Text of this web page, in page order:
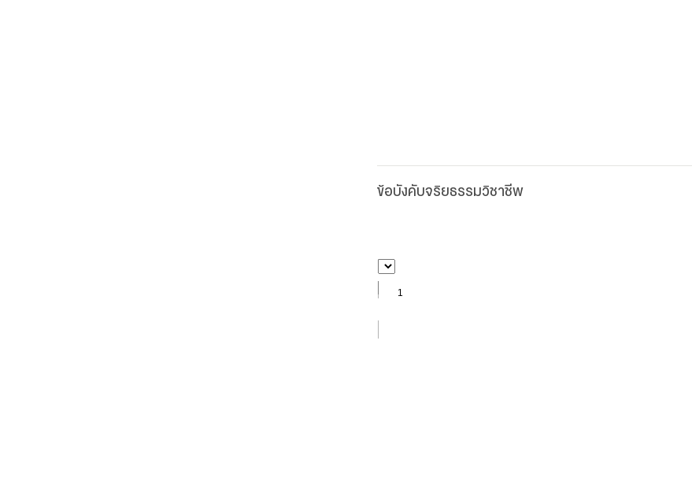
ข้อบังคับจริยธรรมวิชาชีพ